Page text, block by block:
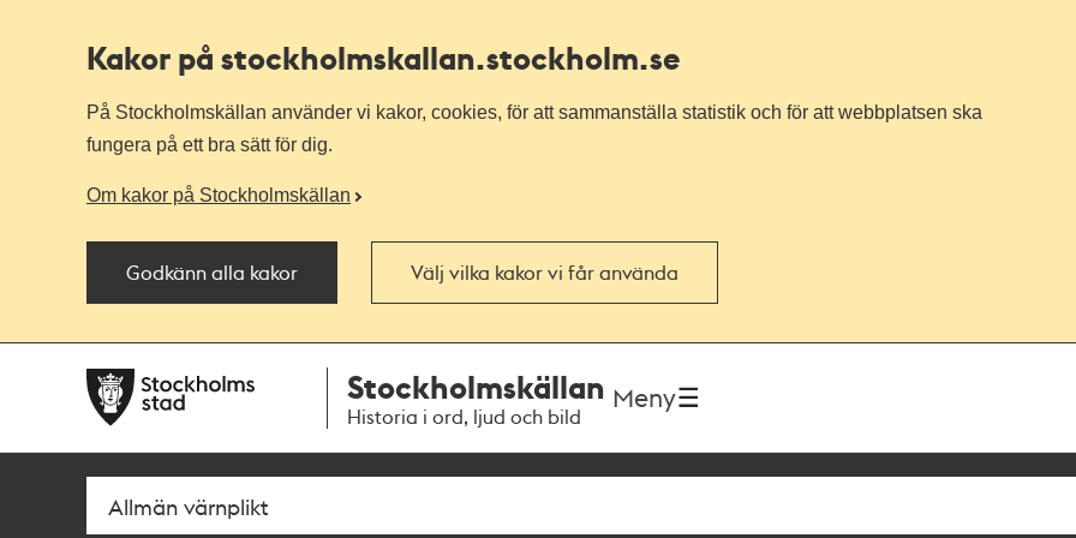
Kakor på stockholmskallan.stockholm.se
På Stockholmskällan använder vi kakor, cookies, för att sammanställa statistik och för att webbplatsen ska
fungera på ett bra sätt för dig.
Om kakor på Stockholmskällan
Godkänn alla kakor Välj vilka kakor vi får använda
navigationen
huvudinnehållet
Stockholmskällan
Historia i ord, ljud och bild
Meny
Sök